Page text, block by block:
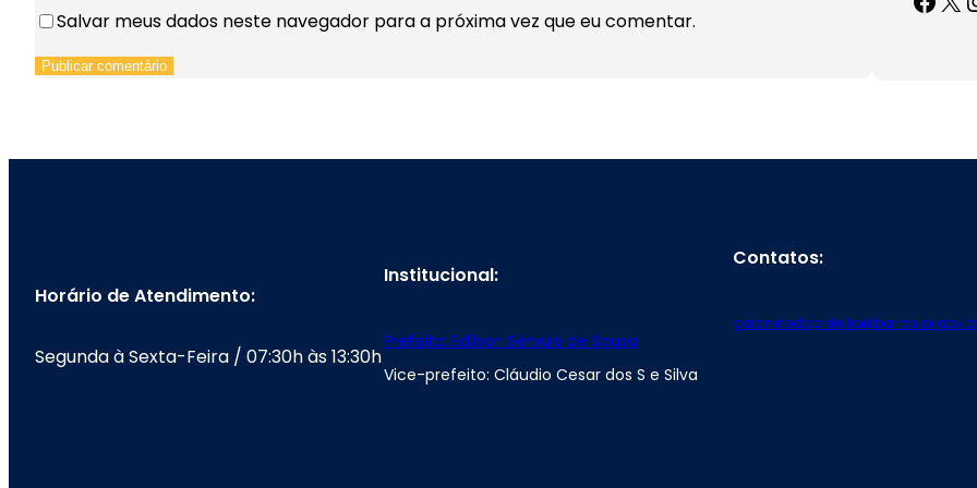
Salvar meus dados neste navegador para a próxima vez que eu comentar.
Horário de Atendimento:
Segunda à Sexta-Feira / 07:30h às 13:30h
Institucional:
Prefeito: Edilson Sérvulo de Sousa
Vice-prefeito: Cláudio Cesar dos S e Silva
Contatos: